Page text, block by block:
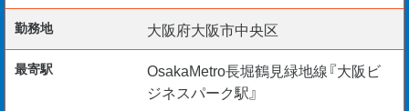
各現場の工事監理業務をお任せします。
［担当業務］ 土木施工監理
勤務地 大阪府大阪市中央区
最寄駅
OsakaMetro長堀鶴見緑地線『大阪ビ
ジネスパーク駅』